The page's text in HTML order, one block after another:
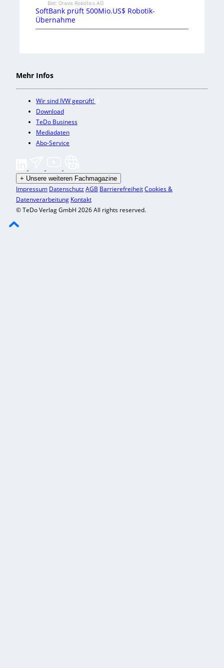
Bild: Gravis Robotics AG
SoftBank prüft 500Mio.US$ Robotik-
Übernahme
Mehr Infos
Wir sind IVW geprüft!
Download
TeDo Business
Mediadaten
Abo-Service
+ Unsere weiteren Fachmagazine
Impressum DatenschutzAGB BarrierefreiheitCookies &
Datenverarbeitung Kontakt
© TeDo Verlag GmbH 2026 All rights reserved.